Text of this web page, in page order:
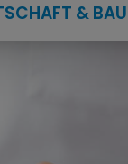
&